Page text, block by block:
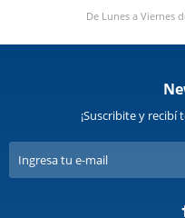
De Lunes a Viernes
¡Suscribite y